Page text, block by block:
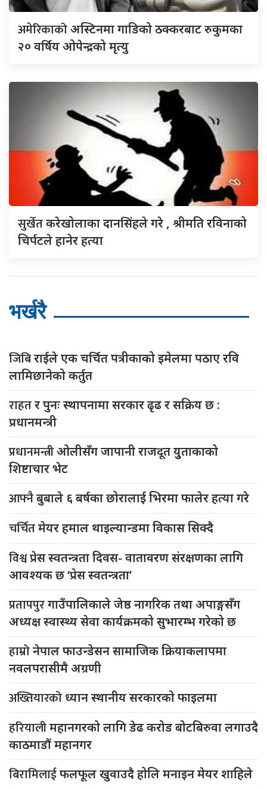
अमेरिकाकोअस्टिनमा गाडिको ठक्करबाट रुकुमका
२० वर्षिय ओपेन्द्रको मृत्यु
सुर्खेतकरेखोलाका दानसिंहले गरे , श्रीमति रविनाको
चिर्पटले हानेर हत्या
भर्खरै
जिबिराईले एक चर्चित पत्रीकाको इमेलमा पठाए रवि
लामिछानेको कर्तुत
राहतर पुनः स्थापनामा सरकार ढृढ र सक्रिय छ :
प्रधानमन्त्री
प्रधानमन्त्रीओलीसँग जापानी राजदूत युुताकाको
शिष्टाचार भेट
आफ्नैबुबाले ६ बर्षका छोरालाई भिरमा फालेर हत्या गरे
चर्चितमेयर हमाल थाइल्यान्डमा विकास सिक्दै
विश्वप्रेस स्वतन्त्रता दिवस- वातावरण संरक्षणका लागि
आवश्यक छ ‘प्रेस स्वतन्त्रता’
प्रतापपुरगाउँपालिकाले जेष्ठ नागरिक तथा अपाङ्गसँग
अध्यक्ष स्वास्थ्य सेवा कार्यक्रमको सुभारम्भ गरेको छ
हाम्रोनेपाल फाउन्डेसन सामाजिक क्रियाकलापमा
नवलपरासीमै अग्रणी
अख्तियारको ध्यान स्थानीय सरकारको फाइलमा
हरियालीमहानगरको लागि डेढ करोड बोटबिरुवा लगाउदै
काठमाडौं महानगर
बिरामिलाईफलफूल खुवाउदै होलि मनाइन मेयर शाहिले